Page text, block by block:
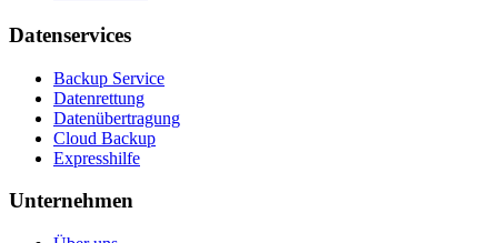
Datenservices
Backup Service
Datenrettung
Datenübertragung
Cloud Backup
Expresshilfe
Unternehmen